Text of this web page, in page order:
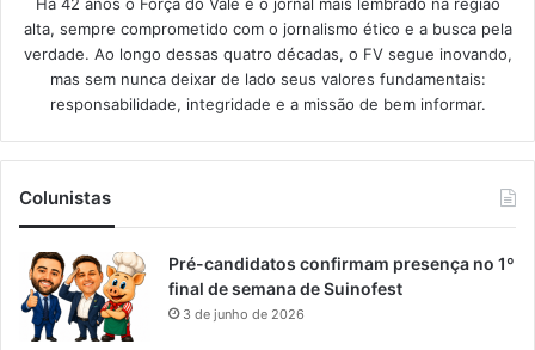
alta, sempre comprometido com o jornalismo ético e a busca pela
verdade. Ao longo dessas quatro décadas, o FV segue inovando,
mas sem nunca deixar de lado seus valores fundamentais:
responsabilidade, integridade e a missão de bem informar.​
Colunistas
Pré-candidatos confirmam presença no 1º
final de semana de Suinofest
3 de junho de 2026